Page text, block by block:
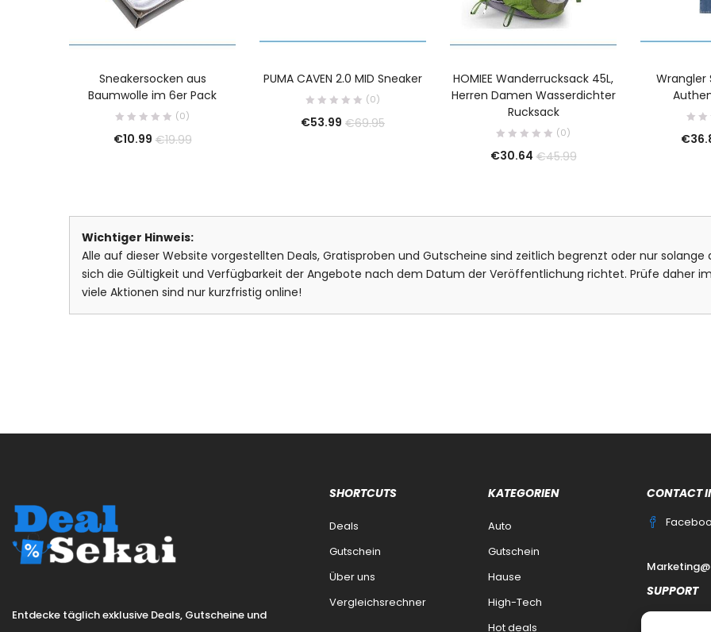
Sneakersocken aus
Baumwolle im 6er Pack
(0)
€10.99 €19.99
PUMA CAVEN 2.0 MID Sneaker
(0)
€53.99 €69.95
HOMIEE Wanderrucksack 45L,
Herren Damen Wasserdichter
Rucksack
(0)
€30.64 €45.99
Wrangler
€
Wichtiger Hinweis:
Alle auf dieser Website vorgestellten Deals, Gratisproben und Gutscheine sind zeitlich begrenzt oder nur
sich die Gültigkeit und Verfügbarkeit der Angebote nach dem Datum der Veröffentlichung richtet. Prüfe daher
viele Aktionen sind nur kurzfristig online!
Entdecke täglich exklusive Deals, Gutscheine und
SHORTCUTS
Deals
Gutschein
Über uns
Vergleichsrechner
KATEGORIEN
Auto
Gutschein
Hause
High-Tech
Hot deals
CONTACT
SUPPORT